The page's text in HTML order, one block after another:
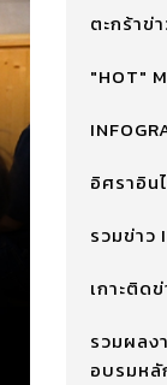
ตะกร้าข่
"HOT"
อิศราอิน
รวมข่าว
เกาะติด
รวมผลง
อบรมหลั